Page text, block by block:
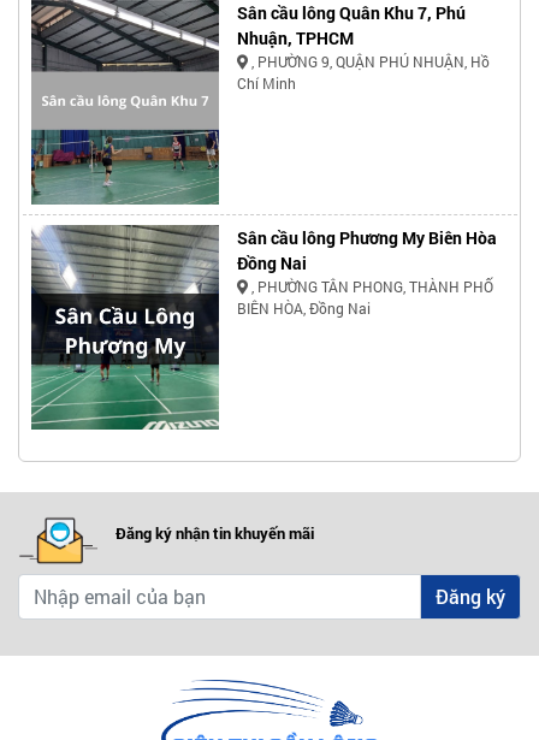
Sân cầu lông Quân Khu 7, Phú
Nhuận, TPHCM
, PHƯỜNG 9, QUẬN PHÚ NHUẬN, Hồ
Chí Minh
Sân cầu lông Phương My Biên Hòa
Đồng Nai
, PHƯỜNG TÂN PHONG, THÀNH PHỐ
BIÊN HÒA, Đồng Nai
Đăng ký nhận tin khuyến mãi
Đăng ký